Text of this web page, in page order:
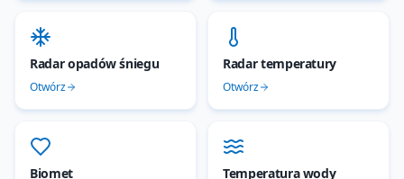
Radar opadów śniegu
Otwórz
Radar temperatury
Otwórz
Biomet Temperatura wody